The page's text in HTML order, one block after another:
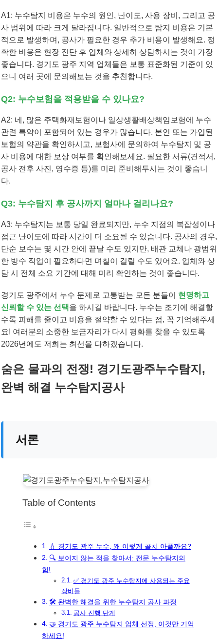
A1: 누수탐지 비용은 누수의 원인, 난이도, 사용 장비, 그리고 공
사 범위에 따라 크게 달라집니다. 일반적으로 탐지 비용은 기본
적으로 발생하며, 공사가 필요한 경우 추가 비용이 발생해요. 정
확한 비용은 현장 진단 후 업체와 상세히 상담하시는 것이 가장
좋습니다. 경기도 광주 지역 업체들은 보통 표준화된 기준이 있
으니 여러 곳에 문의해보는 것을 추천합니다.
Q2: 누수보험을 적용받을 수 있나요?
A2: 네, 많은 주택화재보험이나 일상생활배상책임보험에 누수
관련 특약이 포함되어 있는 경우가 많습니다. 본인 또는 가입된
보험의 약관을 확인하시고, 보험사에 문의하여 누수탐지 및 공
사 비용에 대한 보상 여부를 확인해보세요. 필요한 서류(견적서,
공사 전후 사진, 영수증 등)를 미리 준비해두시는 것이 좋습니
다.
Q3: 누수탐지 후 공사까지 얼마나 걸리나요?
A3: 누수탐지는 보통 당일 완료되지만, 누수 지점의 복잡성이나
접근 난이도에 따라 시간이 더 소요될 수 있습니다. 공사의 경우,
단순 보수는 몇 시간 안에 끝날 수도 있지만, 배관 교체나 광범위
한 방수 작업이 필요하다면 며칠이 걸릴 수도 있어요. 업체와 상
담 시 전체 소요 기간에 대해 미리 확인하는 것이 좋습니다.
경기도 광주에서 누수 문제로 고통받는 모든 분들이 현명하고
신뢰할 수 있는 선택을 하시길 바랍니다. 누수는 조기에 해결할
수록 피해를 줄이고 비용을 절약할 수 있다는 점, 꼭 기억해주세
요! 여러분의 소중한 보금자리가 다시 평화를 찾을 수 있도록
2026년에도 저희는 최선을 다하겠습니다.
숨은 물과의 전쟁! 경기도광주누수탐지,
완벽 해결 누수탐지공사
서론
Table of Contents
💧 경기도 광주 누수, 왜 이렇게 골치 아플까요?
🔍 보이지 않는 적을 찾아서: 전문 누수탐지의
힘!
✅ 경기도 광주 누수탐지에 사용되는 주요
장비들
🛠️ 완벽한 해결을 위한 누수탐지 공사 과정
공사 진행 단계
🤝 경기도 광주 누수탐지 업체 선정, 이것만 기억
하세요!